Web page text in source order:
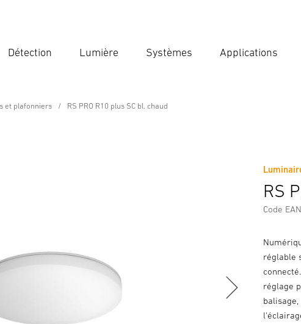
Détection Lumière Systèmes Applications
et plafonniers RS PRO R10 plus SC bl. chaud
RS
Code
réglable
réglage
Consignes de Sécurité et